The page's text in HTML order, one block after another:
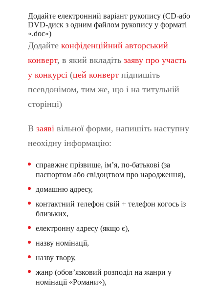
Додайте електронний варіант рукопису (CD-або
DVD-диск з одним файлом рукопису у форматі
«.doс»)
Додайте конфіденційний авторський
конверт, в який вкладіть заяву про участь
у конкурсі (цей конвертпідпишіть
псевдонімом, тим же, що і на титульній
сторінці)
В заяві вільної форми, напишіть наступну
неохідну інформацію:
справжнє прізвище, ім’я, по-батькові (за
паспортом або свідоцтвом про народження),
домашню адресу,
контактний телефон свій + телефон когось із
близьких,
електронну адресу (якщо є),
назву номінації,
назву твору,
жанр (обов’язковий розподіл на жанри у
номінації «Романи»),